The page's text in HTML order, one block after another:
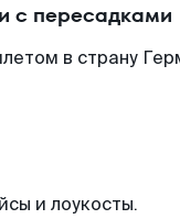
с пересадками
в страну
и лоукосты.